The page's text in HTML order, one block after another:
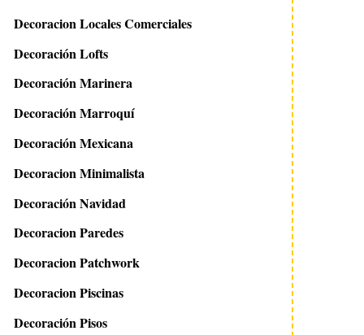
Decoracion Locales Comerciales
Decoración Lofts
Decoración Marinera
Decoración Marroquí
Decoración Mexicana
Decoracion Minimalista
Decoración Navidad
Decoracion Paredes
Decoracion Patchwork
Decoracion Piscinas
Decoración Pisos